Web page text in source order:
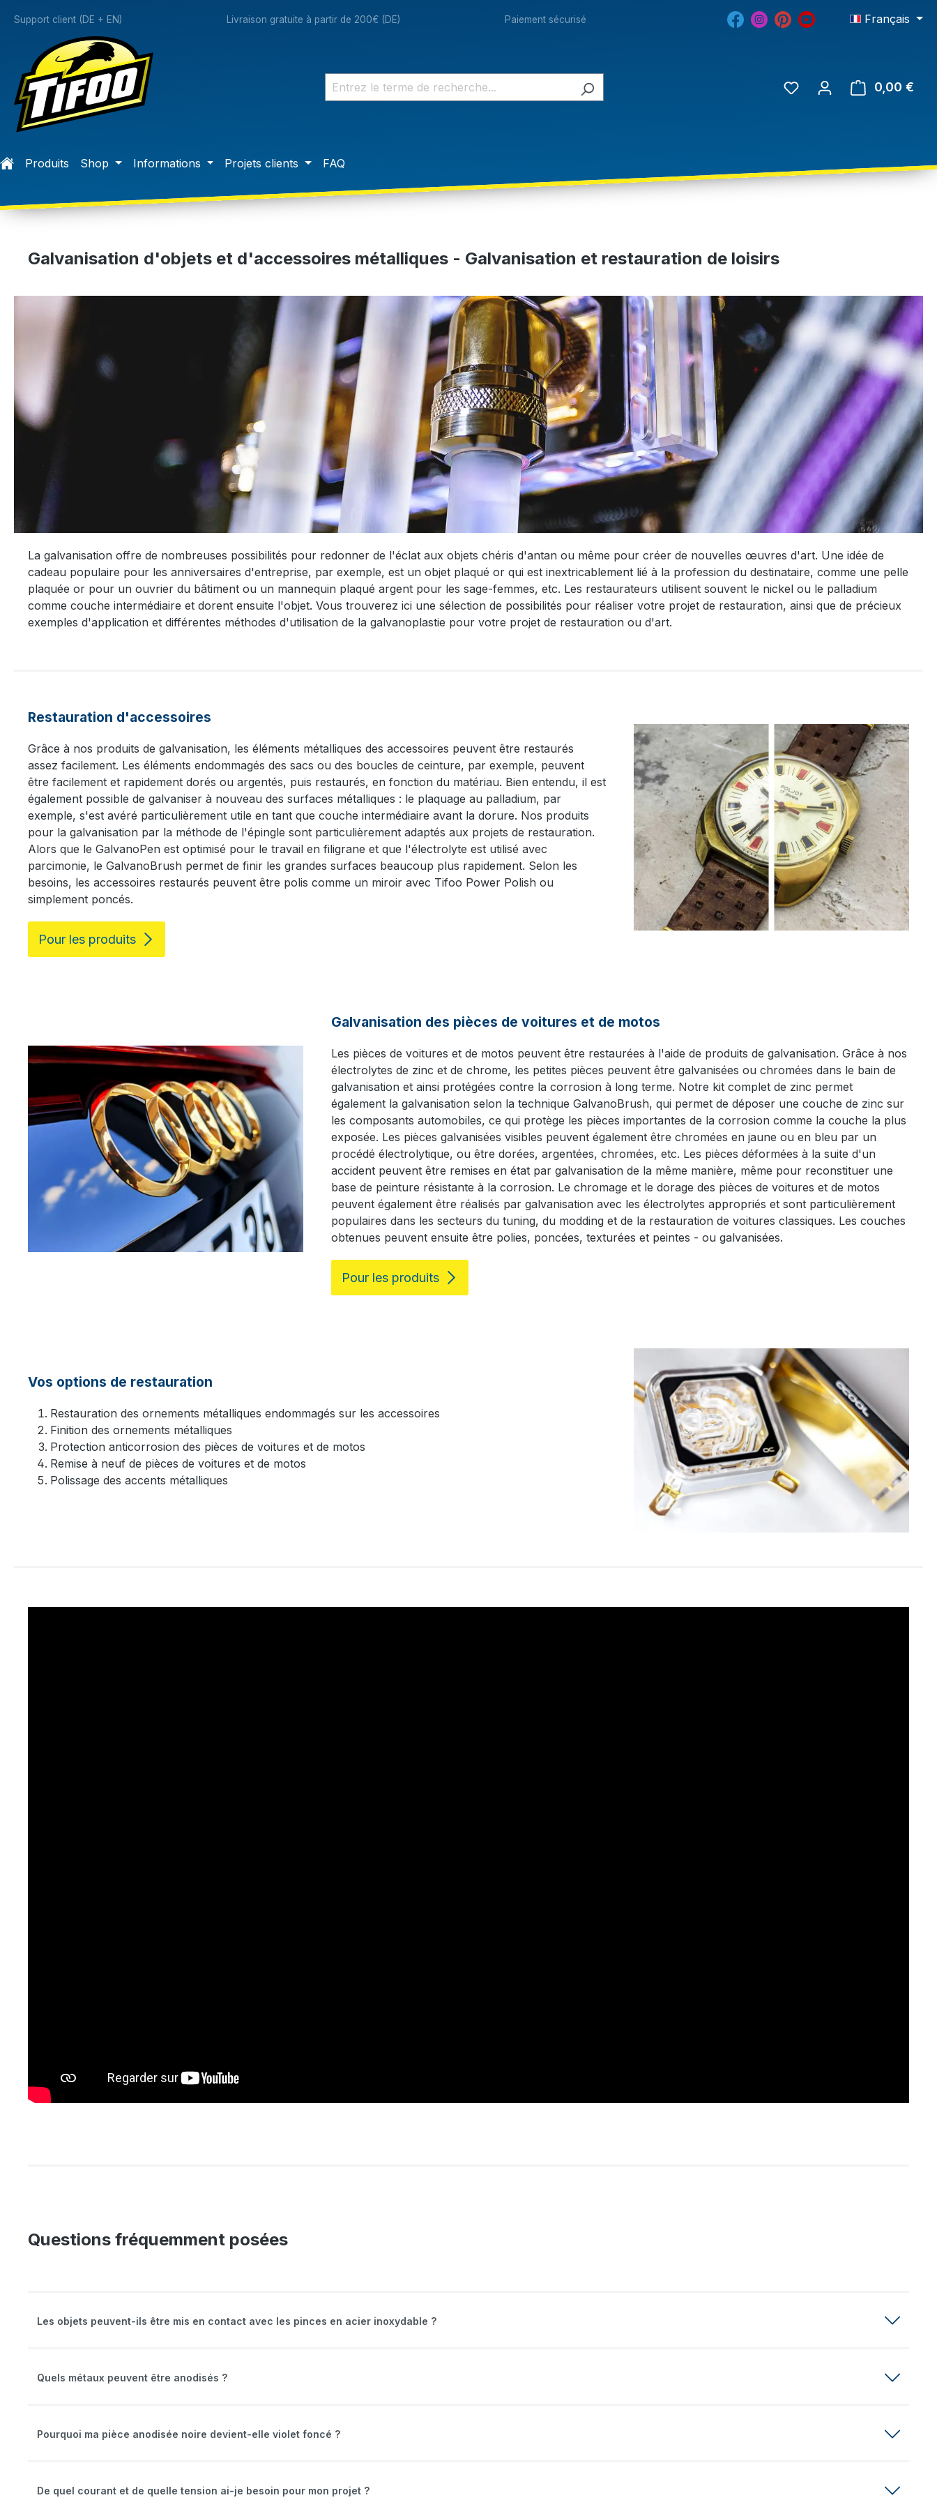
Passer à la navigation principale
Support client (DE + EN) Livraison gratuite à partir de 200€ (DE) Paiement sécurisé Français
0,00 €
Produits Shop Informations Projets clients FAQ
Galvanisation d'objets et d'accessoires métalliques - Galvanisation et restauration de loisirs
La galvanisation offre de nombreuses possibilités pour redonner de l'éclat aux objets chéris d'antan ou même pour créer de nouvelles œuvres d'art. Une idée de
cadeau populaire pour les anniversaires d'entreprise, par exemple, est un objet plaqué or qui est inextricablement lié à la profession du destinataire, comme une pelle
plaquée or pour un ouvrier du bâtiment ou un mannequin plaqué argent pour les sage-femmes, etc. Les restaurateurs utilisent souvent le nickel ou le palladium
comme couche intermédiaire et dorent ensuite l'objet. Vous trouverez ici une sélection de possibilités pour réaliser votre projet de restauration, ainsi que de précieux
exemples d'application et différentes méthodes d'utilisation de la galvanoplastie pour votre projet de restauration ou d'art.
Restauration d'accessoires
Grâce à nos produits de galvanisation, les éléments métalliques des accessoires peuvent être restaurés
assez facilement. Les éléments endommagés des sacs ou des boucles de ceinture, par exemple, peuvent
être facilement et rapidement dorés ou argentés, puis restaurés, en fonction du matériau. Bien entendu, il est
également possible de galvaniser à nouveau des surfaces métalliques : le plaquage au palladium, par
exemple, s'est avéré particulièrement utile en tant que couche intermédiaire avant la dorure. Nos produits
pour la galvanisation par la méthode de l'épingle sont particulièrement adaptés aux projets de restauration.
Alors que le GalvanoPen est optimisé pour le travail en filigrane et que l'électrolyte est utilisé avec
parcimonie, le GalvanoBrush permet de finir les grandes surfaces beaucoup plus rapidement. Selon les
besoins, les accessoires restaurés peuvent être polis comme un miroir avec Tifoo Power Polish ou
simplement poncés.
Pour les produits
Galvanisation des pièces de voitures et de motos
Les pièces de voitures et de motos peuvent être restaurées à l'aide de produits de galvanisation. Grâce à nos
électrolytes de zinc et de chrome, les petites pièces peuvent être galvanisées ou chromées dans le bain de
galvanisation et ainsi protégées contre la corrosion à long terme. Notre kit complet de zinc permet
également la galvanisation selon la technique GalvanoBrush, qui permet de déposer une couche de zinc sur
les composants automobiles, ce qui protège les pièces importantes de la corrosion comme la couche la plus
exposée. Les pièces galvanisées visibles peuvent également être chromées en jaune ou en bleu par un
procédé électrolytique, ou être dorées, argentées, chromées, etc. Les pièces déformées à la suite d'un
accident peuvent être remises en état par galvanisation de la même manière, même pour reconstituer une
base de peinture résistante à la corrosion. Le chromage et le dorage des pièces de voitures et de motos
peuvent également être réalisés par galvanisation avec les électrolytes appropriés et sont particulièrement
populaires dans les secteurs du tuning, du modding et de la restauration de voitures classiques. Les couches
obtenues peuvent ensuite être polies, poncées, texturées et peintes - ou galvanisées.
Pour les produits
Vos options de restauration
Restauration des ornements métalliques endommagés sur les accessoires
Finition des ornements métalliques
Protection anticorrosion des pièces de voitures et de motos
Remise à neuf de pièces de voitures et de motos
Polissage des accents métalliques
Questions fréquemment posées
Les objets peuvent-ils être mis en contact avec les pinces en acier inoxydable ?
Quels métaux peuvent être anodisés ?
Pourquoi ma pièce anodisée noire devient-elle violet foncé ?
De quel courant et de quelle tension ai-je besoin pour mon projet ?